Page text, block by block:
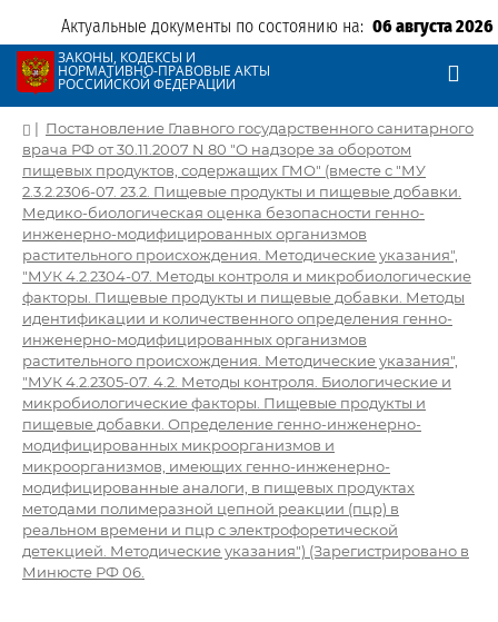
Актуальные документы по состоянию на: 06 августа 2026
ЗАКОНЫ, КОДЕКСЫ И
НОРМАТИВНО-ПРАВОВЫЕ АКТЫ
РОССИЙСКОЙ ФЕДЕРАЦИИ
| Постановление Главного государственного санитарного
врача РФ от 30.11.2007 N 80 "О надзоре за оборотом
пищевых продуктов, содержащих ГМО" (вместе с "МУ
2.3.2.2306-07. 23.2. Пищевые продукты и пищевые добавки.
Медико-биологическая оценка безопасности генно-
инженерно-модифицированных организмов
растительного происхождения. Методические указания",
"МУК 4.2.2304-07. Методы контроля и микробиологические
факторы. Пищевые продукты и пищевые добавки. Методы
идентификации и количественного определения генно-
инженерно-модифицированных организмов
растительного происхождения. Методические указания",
"МУК 4.2.2305-07. 4.2. Методы контроля. Биологические и
микробиологические факторы. Пищевые продукты и
пищевые добавки. Определение генно-инженерно-
модифицированных микроорганизмов и
микроорганизмов, имеющих генно-инженерно-
модифицированные аналоги, в пищевых продуктах
методами полимеразной цепной реакции (пцр) в
реальном времени и пцр с электрофоретической
детекцией. Методические указания") (Зарегистрировано в
Минюсте РФ 06.